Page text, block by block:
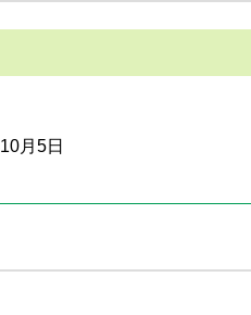
月5日